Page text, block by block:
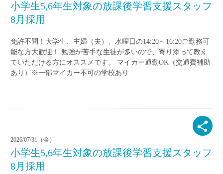
小学生5,6年生対象の放課後学習支援スタッフ
8月採用
免許不問！大学生、主婦（夫）、水曜日の14:20～16:20ご勤務可
能な方大歓迎！ 勉強が苦手な生徒が多いので、寄り添って教え
ていただける方にオススメです。 マイカー通勤OK（交通費補助
あり）※一部マイカー不可の学校あり
2026/07/31（金）
小学生5,6年生対象の放課後学習支援スタッフ
8月採用